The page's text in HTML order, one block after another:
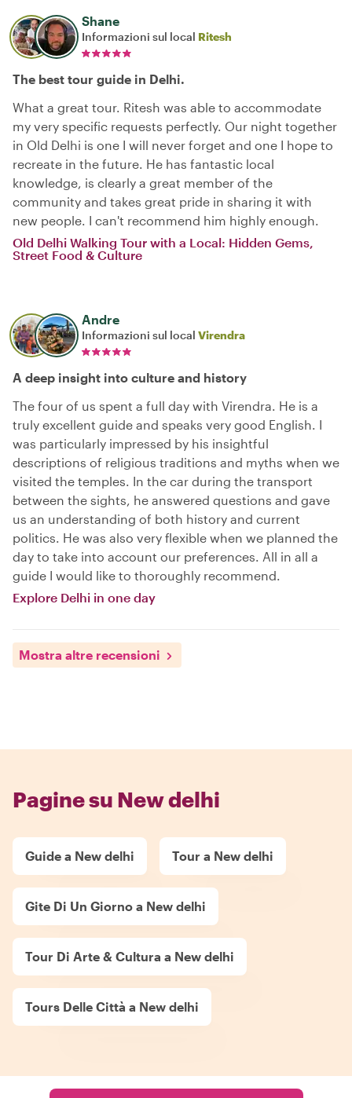
Shane
Informazioni sul local Ritesh
The best tour guide in Delhi.
What a great tour. Ritesh was able to accommodate
my very specific requests perfectly. Our night together
in Old Delhi is one I will never forget and one I hope to
recreate in the future. He has fantastic local
knowledge, is clearly a great member of the
community and takes great pride in sharing it with
new people. I can't recommend him highly enough.
Old Delhi Walking Tour with a Local: Hidden Gems,
Street Food & Culture
Andre
Informazioni sul local Virendra
A deep insight into culture and history
The four of us spent a full day with Virendra. He is a
truly excellent guide and speaks very good English. I
was particularly impressed by his insightful
descriptions of religious traditions and myths when we
visited the temples. In the car during the transport
between the sights, he answered questions and gave
us an understanding of both history and current
politics. He was also very flexible when we planned the
day to take into account our preferences. All in all a
guide I would like to thoroughly recommend.
Explore Delhi in one day
Mostra altre recensioni
Pagine su New delhi
Guide a New delhi Tour a New delhi
Gite Di Un Giorno a New delhi
Tour Di Arte & Cultura a New delhi
Tours Delle Città a New delhi